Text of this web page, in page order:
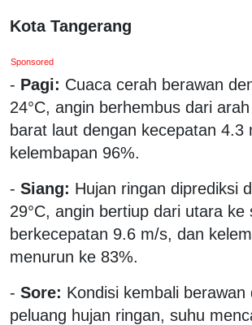
Kota Tangerang
Sponsored
- Pagi: Cuaca cerah berawan
24°C, angin berhembus dari
barat laut dengan kecepatan 4.3
kelembapan 96%.
- Siang: Hujan ringan diprediksi
29°C, angin bertiup dari utara ke
berkecepatan 9.6 m/s, dan
menurun ke 83%.
- Sore: Kondisi kembali berawan
peluang hujan ringan, suhu